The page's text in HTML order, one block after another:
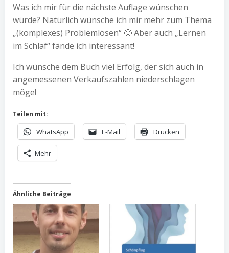
Was ich mir für die nächste Auflage wünschen
würde? Natürlich wünsche ich mir mehr zum Thema
„(komplexes) Problemlösen“ 🙂 Aber auch „Lernen
im Schlaf“ fände ich interessant!
Ich wünsche dem Buch viel Erfolg, der sich auch in
angemessenen Verkaufszahlen niederschlagen
möge!
Teilen mit:
WhatsApp E-Mail Drucken
Mehr
Ähnliche Beiträge